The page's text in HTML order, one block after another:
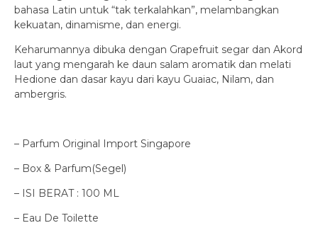
bahasa Latin untuk “tak terkalahkan”, melambangkan
kekuatan, dinamisme, dan energi.
Keharumannya dibuka dengan Grapefruit segar dan Akord
laut yang mengarah ke daun salam aromatik dan melati
Hedione dan dasar kayu dari kayu Guaiac, Nilam, dan
ambergris.
– Parfum Original Import Singapore
– Box & Parfum(Segel)
– ISI BERAT : 100 ML
– Eau De Toilette